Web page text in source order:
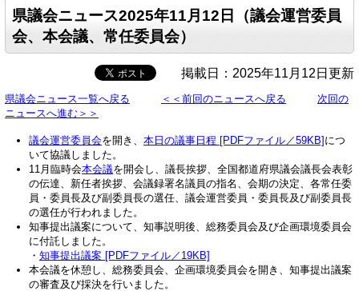
県議会ニュース2025年11月12日（議会運営委員
会、本会議、常任委員会）
掲載日：2025年11月12日更新
県議会ニュース一覧へ戻る ＜＜前回のニュースへ戻る
次回の
ニュースへ進む＞＞
議会運営委員会を開き、 本日の議事日程 [PDFファイル／59KB]につ
いて協議しました。
11月臨時会本会議を開会し、議長挨拶、全国都道府県議会議長会表彰
の伝達、新任者挨拶、会議録署名議員の指名、会期の決定、各常任委
員・委員長及び副委員長の選任、議会運営委員・委員長及び副委員長
の選任が行われました。
知事提出議案について、知事説明後、総務委員会及び企画環境委員会
に付託しました。
・ 知事提出議案 [PDFファイル／19KB]
本会議を休憩し、総務委員会、企画環境委員会を開き、知事提出議案
の審査及び採決を行いました。